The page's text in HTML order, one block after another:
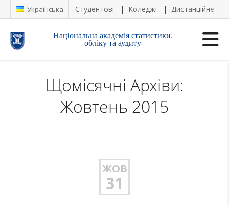
Українська Студентові Коледжі Дистанційне
Національна академія статистики,
обліку та аудиту
Щомісячні Архіви:
Жовтень 2015
ЖОВ
31